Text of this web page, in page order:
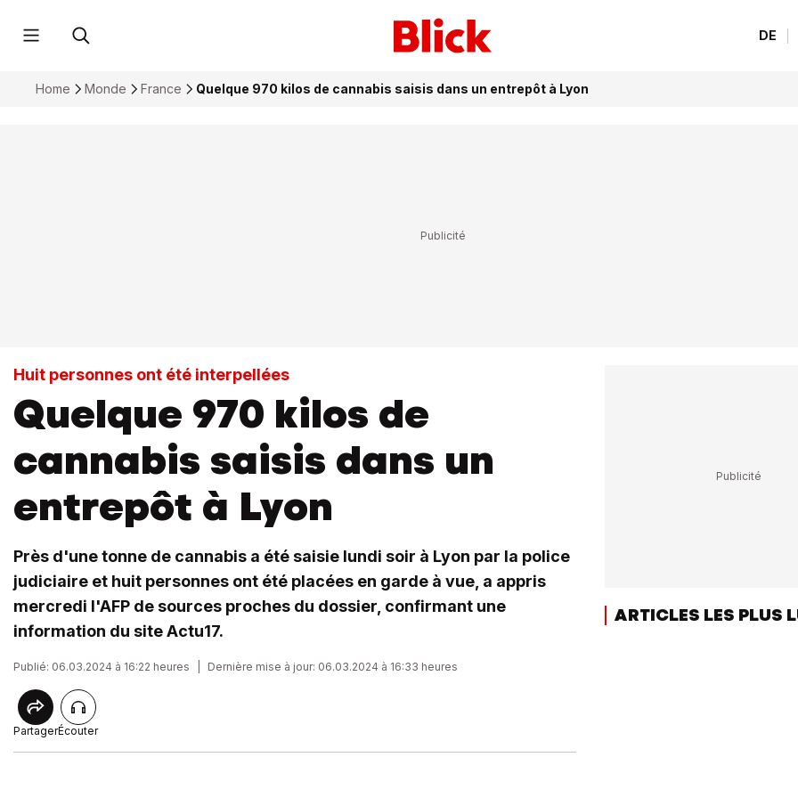
DE
Home Monde France Quelque 970 kilos de cannabis saisis dans un entrepôt à Lyon
Huit personnes ont été interpellées
Quelque 970 kilos de
cannabis saisis dans un
entrepôt à Lyon
Près d'une tonne de cannabis a été saisie lundi soir à Lyon par la police
judiciaire et huit personnes ont été placées en garde à vue, a appris
mercredi l'AFP de sources proches du dossier, confirmant une
information du site Actu17.
Publié: 06.03.2024 à 16:22 heures Dernière mise à jour: 06.03.2024 à 16:33 heures
PartagerÉcouter
ARTICLES LES PLUS